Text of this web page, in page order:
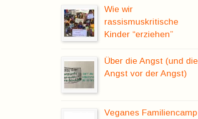
Wie wir
rassismuskritische
Kinder “erziehen”
Über die Angst (und die
Angst vor der Angst)
Veganes Familiencamp